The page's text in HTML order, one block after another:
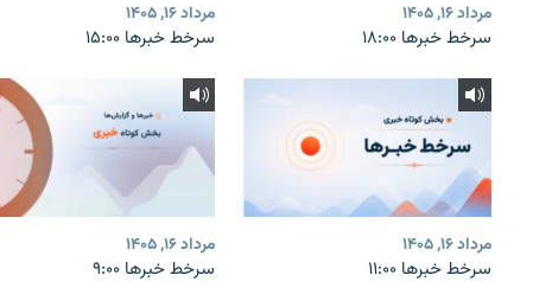
مرداد ۱۶, ۱۴۰۵
سرخط خبرها ۱۸:۰۰
مرداد ۱۶, ۱۴۰۵
سرخط خبرها ۱۵:۰۰
مرداد ۱۶, ۱۴۰۵
سرخط خبرها ۱۱:۰۰
مرداد ۱۶, ۱۴۰۵
سرخط خبرها ۹:۰۰